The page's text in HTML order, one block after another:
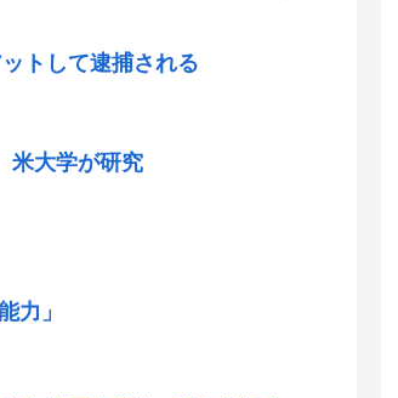
トして逮捕される
米大学が研究
力」